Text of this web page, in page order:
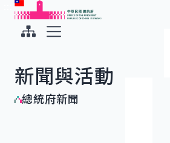
跳到主要內容
中華民國總統府
新聞與活動
總統府新聞